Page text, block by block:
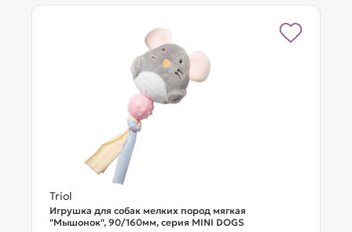
Triol
Игрушка для собак мелких пород мягкая
"Мышонок", 90/160мм, серия MINI DOGS